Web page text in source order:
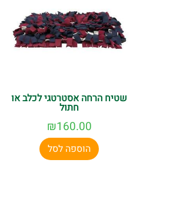
שטיח הרחה אסטרטגי לכלב או
חתול
₪160.00
הוספה לסל